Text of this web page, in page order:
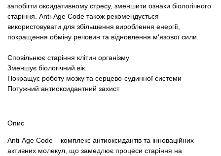
запобігти оксидативному стресу, зменшити ознаки біологічного
старіння. Anti-Age Code також рекомендується
використовувати для збільшення вироблення енергії,
покращення обміну речовин та відновлення м'язової сили.
Сповільнює старіння клітин організму
Зменшує біологічний вік
Покращує роботу мозку та серцево-судинної системи
Потужний антиоксидантний захист
Опис
Anti-Age Code – комплекс антиоксидантів та інноваційних
активних молекул, що замедлює процеси старіння на
Хозряд - господарчі товари оптом
Популярні зоотоварі
Архів / Знято з виробництва